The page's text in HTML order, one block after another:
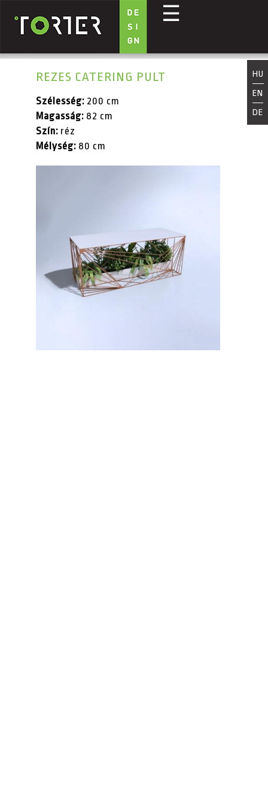
Ugrás a tartalomra
☰
HU
EN
DE
REZES CATERING PULT
Szélesség: 200 cm
Magasság: 82 cm
Szín: réz
Mélység: 80 cm